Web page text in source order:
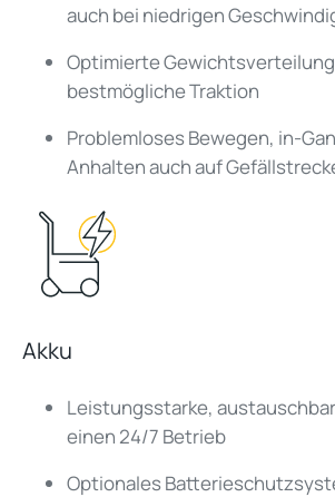
auch bei niedrigen
Optimierte
bestmögliche Traktion
Problemloses Bewegen, in-
Anhalten auch auf
Akku
Leistungsstarke,
einen 24/7 Betrieb
Optionales